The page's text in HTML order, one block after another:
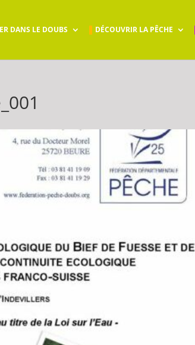
DANS LE DOUBS DÉCOUVRIR LA PÊCHE